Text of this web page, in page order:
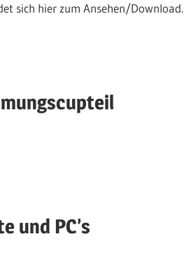
sich hier zum Ansehen/Download.
und PC’s